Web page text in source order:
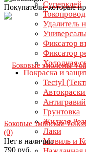
Суперклей
Удалитель
Фиксатор
Фиксатор
Холодная
Покраска и
Tectyl
Грунтовка
Жидкая
Лаки
Мовиль и
Покупатели, которые
Боковые эмблемы
(0)
Нет в наличии
790 руб.